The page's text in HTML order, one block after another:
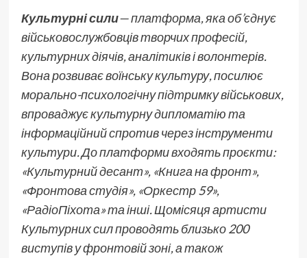
Культурні сили— платформа, яка об’єднує
військовослужбовців творчих професій,
культурних діячів, аналітиків і волонтерів.
Вона розвиває воїнську культуру, посилює
морально-психологічну підтримку військових,
впроваджує культурну дипломатію та
інформаційний спротив через інструменти
культури. До платформи входять проєкти:
«Культурний десант», «Книга на фронт»,
«Фронтова студія», «Оркестр 59»,
«РадіоПіхота» та інші. Щомісяця артисти
Культурних сил проводять близько 200
виступів у фронтовій зоні, а також